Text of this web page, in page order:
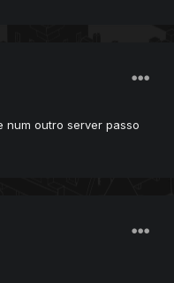
num outro server passo